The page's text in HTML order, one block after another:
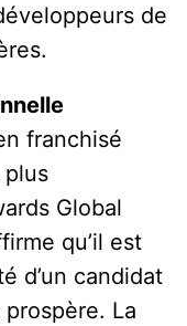
de
franchisé
plus
Global
qu’il est
d’un candidat
La